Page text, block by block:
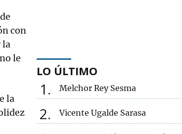
con
la
le
la
LO ÚLTIMO
1 Melchor Rey Sesma
2 Vicente Ugalde Sarasa